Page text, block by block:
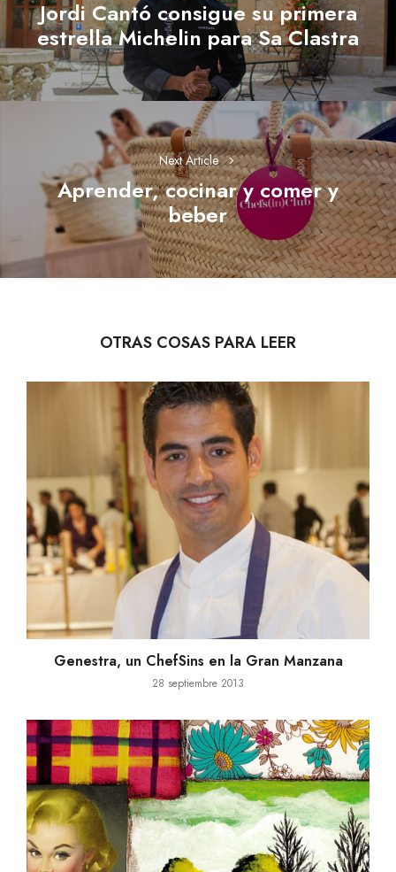
Previous
post:
Jordi Cantó consigue su primera
estrella Michelin para Sa Clastra
Next Article
Next
post:
Aprender, cocinar y comer y
beber
OTRAS COSAS PARA LEER
Genestra, un ChefSins en la Gran Manzana
28 septiembre 2013